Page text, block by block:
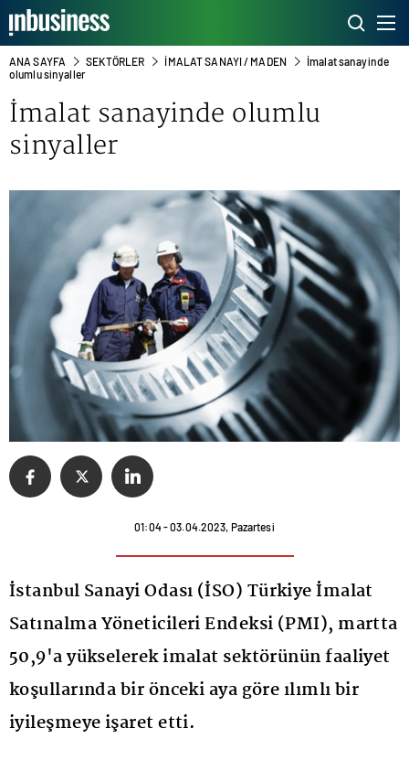
ANA SAYFA SEKTÖRLER İMALAT SANAYI / MADEN
İmalat sanayinde
olumlu sinyaller
İmalat sanayinde olumlu
sinyaller
01:04 - 03.04.2023, Pazartesi
İstanbul Sanayi Odası (İSO) Türkiye İmalat
Satınalma Yöneticileri Endeksi (PMI), martta
50,9'a yükselerek imalat sektörünün faaliyet
koşullarında bir önceki aya göre ılımlı bir
iyileşmeye işaret etti.